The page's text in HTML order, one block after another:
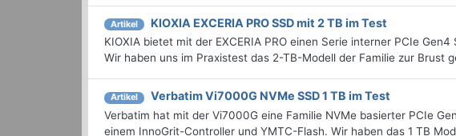
Artikel KIOXIA EXCERIA PRO SSD mit 2 TB im Test
KIOXIA bietet mit der EXCERIA PRO einen Serie interner PCIe
Wir haben uns im Praxistest das 2-TB-Modell der Familie zur Brust
Artikel Verbatim Vi7000G NVMe SSD 1 TB im Test
Verbatim hat mit der Vi7000G eine Familie NVMe basierter PCIe
einem InnoGrit-Controller und YMTC-Flash. Wir haben das 1 TB